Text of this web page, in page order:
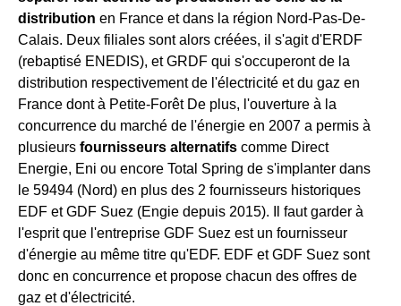
distribution en France et dans la région Nord-Pas-De-
Calais. Deux filiales sont alors créées, il s'agit d'ERDF
(rebaptisé ENEDIS), et GRDF qui s'occuperont de la
distribution respectivement de l'électricité et du gaz en
France dont à Petite-Forêt De plus, l'ouverture à la
concurrence du marché de l'énergie en 2007 a permis à
plusieurs fournisseurs alternatifs comme Direct
Energie, Eni ou encore Total Spring de s'implanter dans
le 59494 (Nord) en plus des 2 fournisseurs historiques
EDF et GDF Suez (Engie depuis 2015). Il faut garder à
l'esprit que l'entreprise GDF Suez est un fournisseur
d'énergie au même titre qu'EDF. EDF et GDF Suez sont
donc en concurrence et propose chacun des offres de
gaz et d'électricité.